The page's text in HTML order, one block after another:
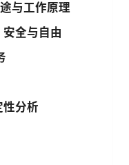
与工作原理
全与自由
性分析